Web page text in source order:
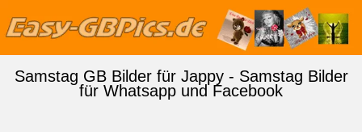
Samstag GB Bilder für Jappy - Samstag Bilder
für Whatsapp und Facebook